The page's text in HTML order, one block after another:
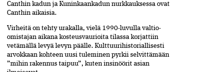
Canthin kadun ja Kuninkaankadun nurkkauksessa ovat
Canthin aikaisia.
Virheitä on tehty urakalla, vielä 1990-luvulla valtio-
omistajan aikana kosteusvaurioita tilassa korjattiin
vetämällä levyä levyn päälle. Kulttuurihistoriallisesti
arvokkaan kohteen uusi tuleminen pyrkii selvittämään
”mihin rakennus taipuu”, kuten insinöörit asian